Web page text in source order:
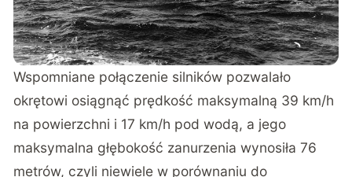
Wspomniane połączenie silników pozwalało
okrętowi osiągnąć prędkość maksymalną 39 km/h
na powierzchni i 17 km/h pod wodą, a jego
maksymalna głębokość zanurzenia wynosiła 76
metrów, czyli niewiele w porównaniu do